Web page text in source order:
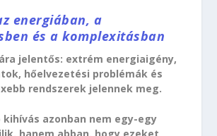
energiában, a
és a komplexitásban
jelentős: extrém energiaigény,
hőelvezetési problémák és
rendszerek jelennek meg.
kihívás azonban nem egy-egy